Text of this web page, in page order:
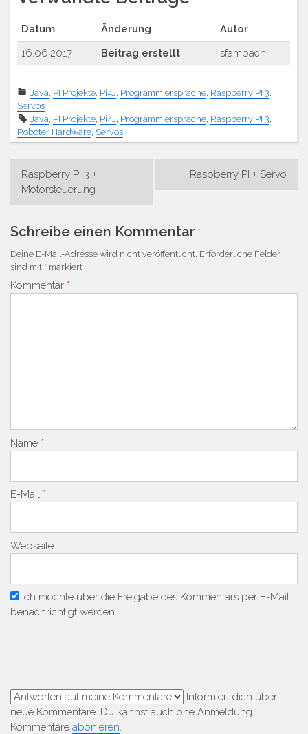
Datum Änderung
Autor
16.06.2017
Beitrag erstellt sfambach
Java, PI Projekte, Pi4J, Programmiersprache, Raspberry PI 3,
Servos
Java, PI Projekte, Pi4J, Programmiersprache, Raspberry PI 3,
Roboter Hardware, Servos
Beitrags-
Navigation
Raspberry PI 3 +
Motorsteuerung
Raspberry PI + Servo
Schreibe einen Kommentar
Deine E-Mail-Adresse wird nicht veröffentlicht. Erforderliche Felder
sind mit * markiert
Kommentar *
Name *
E-Mail *
Webseite
Ich möchte über die Freigabe des Kommentars per E-Mail
benachrichtigt werden.
Informiert dich über
neue Kommentare. Du kannst auch one Anmeldung
Kommentare abonieren.